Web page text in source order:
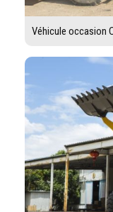
Véhicule occasion